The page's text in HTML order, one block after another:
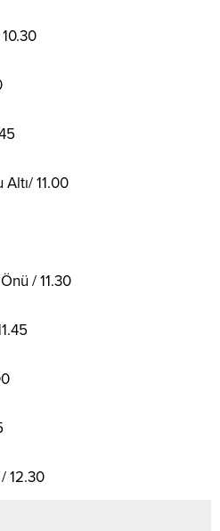
11.00
/ 11.30
12.30